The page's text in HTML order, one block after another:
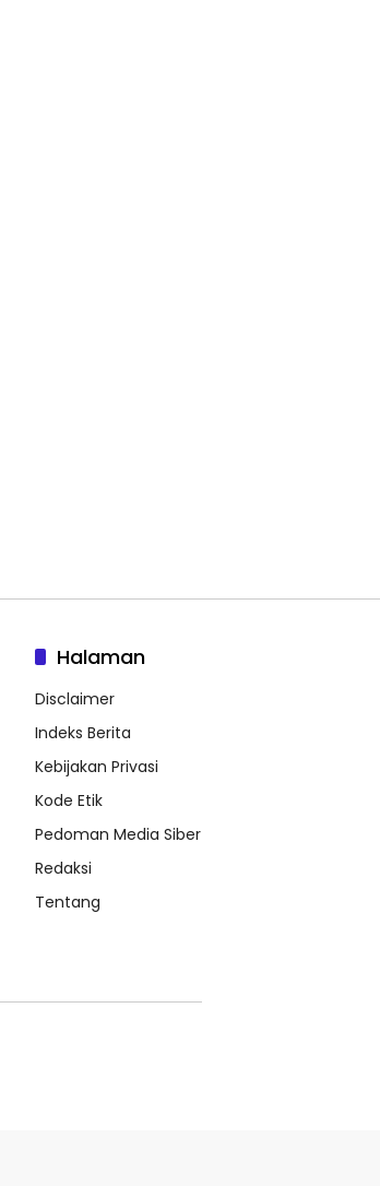
Halaman
Disclaimer
Indeks Berita
Kebijakan Privasi
Kode Etik
Pedoman Media Siber
Redaksi
Tentang